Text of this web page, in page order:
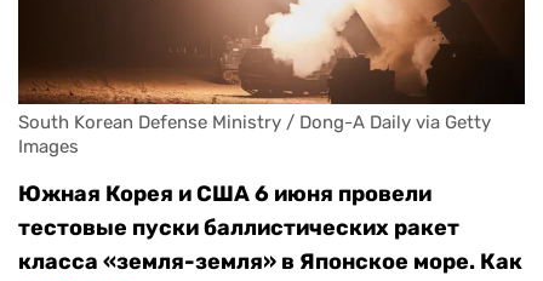
South Korean Defense Ministry / Dong-A Daily via Getty
Images
Южная Корея и США 6 июня провели
тестовые пуски баллистических ракет
класса «земля-земля» в Японское море. Как